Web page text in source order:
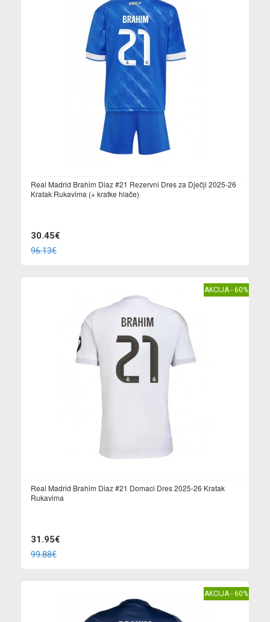
Real Madrid Brahim Diaz #21 Rezervni Dres za Dječji 2025-26
Kratak Rukavima (+ kratke hlače)
30.45€
96.13€
AKCIJA - 60%
Real Madrid Brahim Diaz #21 Domaci Dres 2025-26 Kratak
Rukavima
31.95€
99.88€
AKCIJA - 60%